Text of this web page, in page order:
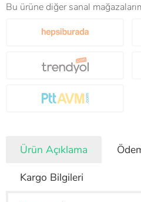
Bu ürüne diğer sanal
Ürün Açıklama
Kargo Bilgileri